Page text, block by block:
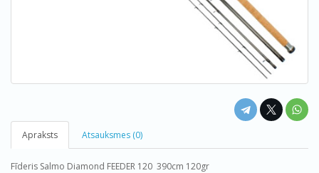
Apraksts Atsauksmes (0)
Fīderis Salmo Diamond FEEDER 120 390cm 120gr